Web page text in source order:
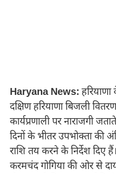
Haryana News:
दक्षिण हरियाणा बिजली
कार्यप्रणाली पर नाराजगी
दिनों के भीतर उपभोक्ता की
राशि तय करने के निर्देश दिए
करमचंद गोगिया की ओर से